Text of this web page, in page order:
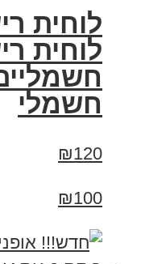
לוחית
לוחית
חשמלי
₪120
₪100